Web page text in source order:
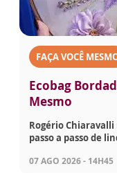
FAÇA VOCÊ
Ecobag
Mesmo
Rogério
passo a passo de
07 AGO 2026 - 14H45